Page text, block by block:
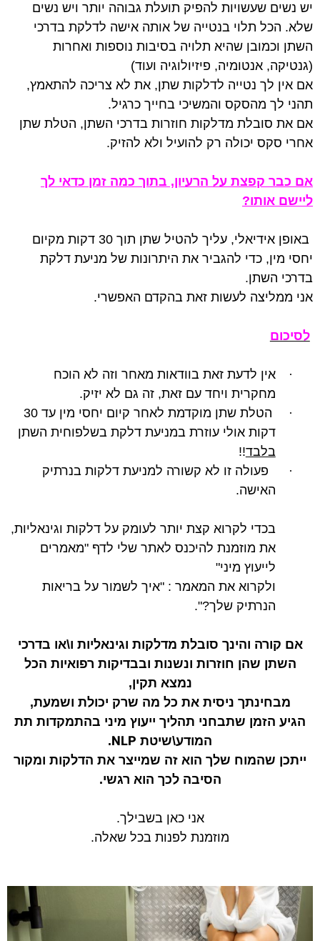
יש נשים שעשויות להפיק תועלת גבוהה יותר ויש נשים
שלא. הכל תלוי בנטייה של אותה אישה לדלקת בדרכי
השתן וכמובן שהיא תלויה בסיבות נוספות ואחרות
(גנטיקה, אנטומיה, פיזיולוגיה ועוד)
אם אין לך נטייה לדלקות שתן, את לא צריכה להתאמץ,
תהני לך מהסקס והמשיכי בחייך כרגיל.
אם את סובלת מדלקות חוזרות בדרכי השתן, הטלת שתן
אחרי סקס יכולה רק להועיל ולא להזיק.
אם כבר קפצת על הרעיון, בתוך כמה זמן כדאי לך
ליישם אותו?
באופן אידיאלי, עליך להטיל שתן תוך 30 דקות מקיום
יחסי מין, כדי להגביר את היתרונות של מניעת דלקת
בדרכי השתן.
אני ממליצה לעשות זאת בהקדם האפשרי.
לסיכום
·
אין לדעת זאת בוודאות מאחר וזה לא הוכח
מחקרית ויחד עם זאת, זה גם לא יזיק.
·
הטלת שתן מוקדמת לאחר קיום יחסי מין עד 30
דקות אולי עוזרת במניעת דלקת בשלפוחית השתן
בלבד!!
·
פעולה זו לא קשורה למניעת דלקות בנרתיק
האישה.
בכדי לקרוא קצת יותר לעומק על דלקות וגינאליות,
את מוזמנת להיכנס לאתר שלי לדף "מאמרים
לייעוץ מיני"
ולקרוא את המאמר : "איך לשמור על בריאות
הנרתיק שלך?".
אם קורה והינך סובלת מדלקות וגינאליות ו\או בדרכי
השתן שהן חוזרות ונשנות ובבדיקות רפואיות הכל
נמצא תקין,
מבחינתך ניסית את כל מה שרק יכולת ושמעת,
הגיע הזמן שתבחני תהליך ייעוץ מיני בהתמקדות תת
המודע\שיטת NLP
.
ייתכן שהמוח שלך הוא זה שמייצר את הדלקות ומקור
הסיבה לכך הוא רגשי.
אני כאן בשבילך.
מוזמנת לפנות בכל שאלה.